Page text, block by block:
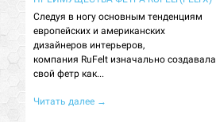
Следуя в ногу основным тенденциям
европейских и американских
дизайнеров интерьеров,
компания RuFelt изначально создавала
свой фетр как...
Читать далее →